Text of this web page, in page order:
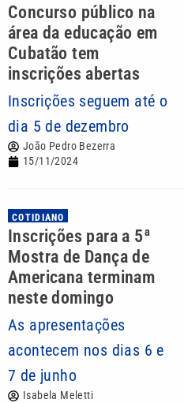
Concurso público na
área da educação em
Cubatão tem
inscrições abertas
Inscrições seguem até o
dia 5 de dezembro
João Pedro Bezerra
15/11/2024
COTIDIANO
Inscrições para a 5ª
Mostra de Dança de
Americana terminam
neste domingo
As apresentações
acontecem nos dias 6 e
7 de junho
Isabela Meletti